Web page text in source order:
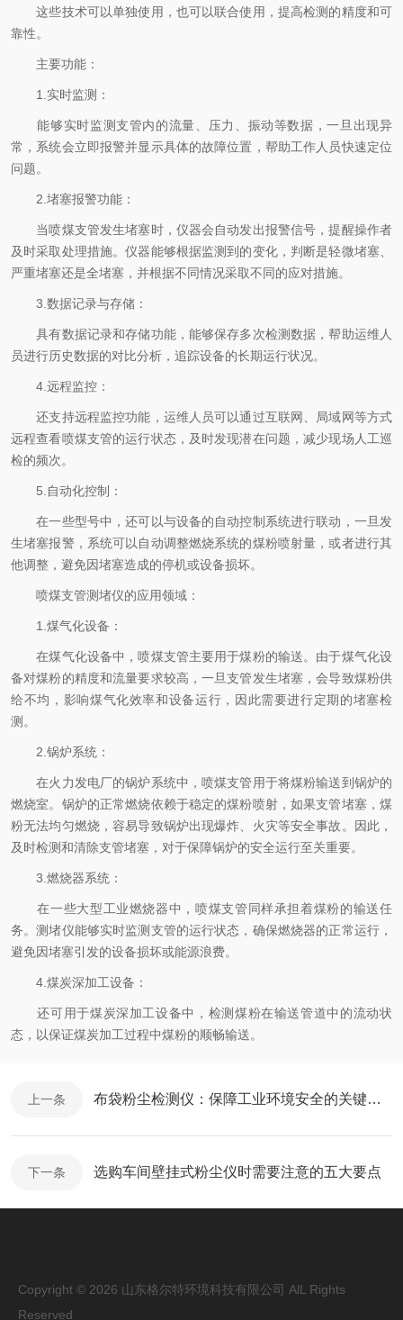
这些技术可以单独使用，也可以联合使用，提高检测的精度和可
靠性。
主要功能：
1.实时监测：
能够实时监测支管内的流量、压力、振动等数据，一旦出现异
常，系统会立即报警并显示具体的故障位置，帮助工作人员快速定位
问题。
2.堵塞报警功能：
当喷煤支管发生堵塞时，仪器会自动发出报警信号，提醒操作者
及时采取处理措施。仪器能够根据监测到的变化，判断是轻微堵塞、
严重堵塞还是全堵塞，并根据不同情况采取不同的应对措施。
3.数据记录与存储：
具有数据记录和存储功能，能够保存多次检测数据，帮助运维人
员进行历史数据的对比分析，追踪设备的长期运行状况。
4.远程监控：
还支持远程监控功能，运维人员可以通过互联网、局域网等方式
远程查看喷煤支管的运行状态，及时发现潜在问题，减少现场人工巡
检的频次。
5.自动化控制：
在一些型号中，还可以与设备的自动控制系统进行联动，一旦发
生堵塞报警，系统可以自动调整燃烧系统的煤粉喷射量，或者进行其
他调整，避免因堵塞造成的停机或设备损坏。
喷煤支管测堵仪的应用领域：
1.煤气化设备：
在煤气化设备中，喷煤支管主要用于煤粉的输送。由于煤气化设
备对煤粉的精度和流量要求较高，一旦支管发生堵塞，会导致煤粉供
给不均，影响煤气化效率和设备运行，因此需要进行定期的堵塞检
测。
2.锅炉系统：
在火力发电厂的锅炉系统中，喷煤支管用于将煤粉输送到锅炉的
燃烧室。锅炉的正常燃烧依赖于稳定的煤粉喷射，如果支管堵塞，煤
粉无法均匀燃烧，容易导致锅炉出现爆炸、火灾等安全事故。因此，
及时检测和清除支管堵塞，对于保障锅炉的安全运行至关重要。
3.燃烧器系统：
在一些大型工业燃烧器中，喷煤支管同样承担着煤粉的输送任
务。测堵仪能够实时监测支管的运行状态，确保燃烧器的正常运行，
避免因堵塞引发的设备损坏或能源浪费。
4.煤炭深加工设备：
还可用于煤炭深加工设备中，检测煤粉在输送管道中的流动状
态，以保证煤炭加工过程中煤粉的顺畅输送。
上一条 布袋粉尘检测仪：保障工业环境安全的关键设备
下一条 选购车间壁挂式粉尘仪时需要注意的五大要点
Copyright © 2026 山东格尔特环境科技有限公司 AlL Rights
Reserved